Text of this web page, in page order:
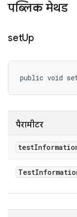
पब्लिक मेथड
setUp
public void
पैरामीटर
test
Test